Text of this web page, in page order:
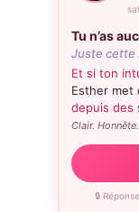
Tu n’as
Juste cette
Et si ton
Esther met
depuis des
Clair.
🔒